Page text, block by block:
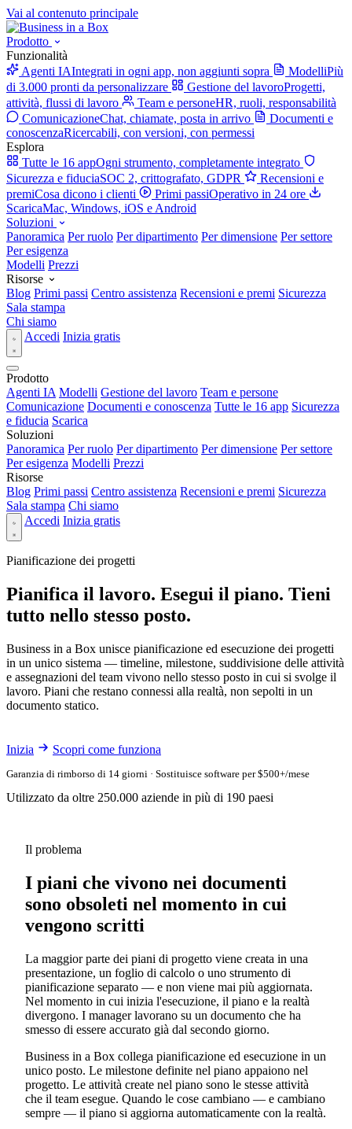
Vai al contenuto principale
Prodotto
Funzionalità
Agenti IAIntegrati in ogni app, non aggiunti sopra ModelliPiù
di 3.000 pronti da personalizzare
Gestione del lavoroProgetti,
attività, flussi di lavoro
Team e personeHR, ruoli, responsabilità
ComunicazioneChat, chiamate, posta in arrivo
Documenti e
conoscenzaRicercabili, con versioni, con permessi
Esplora
Tutte le 16 appOgni strumento, completamente integrato
Sicurezza e fiduciaSOC 2, crittografato, GDPR
Recensioni e
premiCosa dicono i clienti Primi passiOperativo in 24 ore
ScaricaMac, Windows, iOS e Android
Soluzioni
Panoramica Per ruolo Per dipartimento Per dimensione Per settore
Per esigenza
Modelli Prezzi
Risorse
Blog Primi passi Centro assistenza Recensioni e premi Sicurezza
Sala stampa
Chi siamo
Accedi Inizia gratis
Prodotto
Agenti IA Modelli Gestione del lavoro Team e persone
Comunicazione Documenti e conoscenza Tutte le 16 app Sicurezza
e fiducia Scarica
Soluzioni
Panoramica Per ruolo Per dipartimento Per dimensione Per settore
Per esigenza Modelli Prezzi
Risorse
Blog Primi passi Centro assistenza Recensioni e premi Sicurezza
Sala stampa Chi siamo
Accedi Inizia gratis
Pianificazione dei progetti
Pianifica il lavoro. Esegui il piano. Tieni
tutto nello stesso posto.
Business in a Box unisce pianificazione ed esecuzione dei progetti
in un unico sistema — timeline, milestone, suddivisione delle attività
e assegnazioni del team vivono nello stesso posto in cui si svolge il
lavoro. Piani che restano connessi alla realtà, non sepolti in un
documento statico.
Inizia Scopri come funziona
Garanzia di rimborso di 14 giorni · Sostituisce software per $500+/mese
Utilizzato da oltre 250.000 aziende in più di 190 paesi
Il problema
I piani che vivono nei documenti
sono obsoleti nel momento in cui
vengono scritti
La maggior parte dei piani di progetto viene creata in una
presentazione, un foglio di calcolo o uno strumento di
pianificazione separato — e non viene mai più aggiornata.
Nel momento in cui inizia l'esecuzione, il piano e la realtà
divergono. I manager lavorano su un documento che ha
smesso di essere accurato già dal secondo giorno.
Business in a Box collega pianificazione ed esecuzione in un
unico posto. Le milestone definite nel piano appaiono nel
progetto. Le attività create nel piano sono le stesse attività
che il team esegue. Quando le cose cambiano — e cambiano
sempre — il piano si aggiorna automaticamente con la realtà.